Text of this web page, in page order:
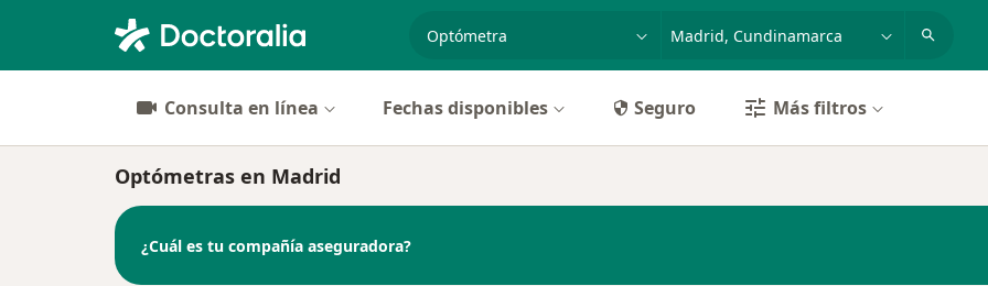
especialidad, enfermedad o nombre
Consulta en línea Fechas disponibles Seguro Más filtros
Optómetras en Madrid
¿Cuál es tu compañía aseguradora?